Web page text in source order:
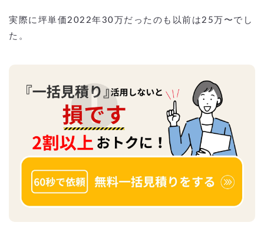
実際に坪単価2022年30万だったのも以前は25万〜でし
た。